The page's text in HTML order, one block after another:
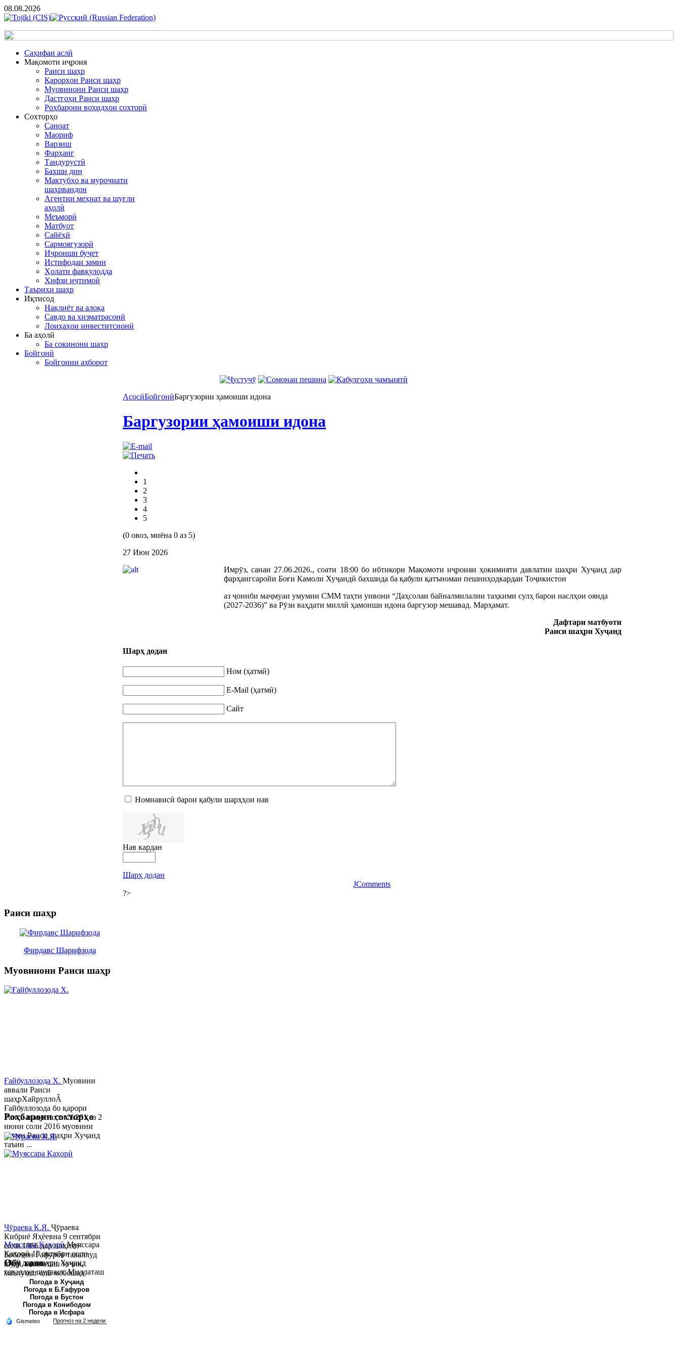
08.08.2026
Cаҳифаи аслӣ
Мақомоти иҷроия
Раиси шаҳр
Қарорҳои Раиси шаҳр
Муовинони Раиси шаҳр
Дастгоҳи Раиси шаҳр
Роҳбарони воҳидҳои сохторӣ
Сохторҳо
Саноат
Маориф
Варзиш
Фарҳанг
Тандурустӣ
Бахши дин
Мактубҳо ва муроҷиати
шаҳрвандон
Агентии меҳнат ва шуғли
аҳолӣ
Меъморӣ
Матбуот
Сайёҳӣ
Сармоягузорӣ
Иҷроиши буҷет
Истифодаи замин
Ҳолати фавқулодда
Хифзи иҷтимоӣ
Таърихи шаҳр
Иқтисод
Нақлиёт ва алоқа
Савдо ва хизматрасонӣ
Лоиҳаҳои инвеститсионӣ
Ба аҳолӣ
Ба сокинони шаҳр
Бойгонӣ
Бойгонии ахборот
АсосӣБойгонӣБаргузории ҳамоиши идона
Баргузории ҳамоиши идона
1
2
3
4
5
(0 овоз, миёна 0 аз 5)
27 Июн 2026
Имрӯз, санаи 27.06.2026., соати 18:00 бо ибтикори Мақомоти иҷроияи ҳокимияти давлатии шаҳри Хуҷанд дар
фарҳангсаройи Боғи Камоли Хуҷандӣ бахшида ба қабули қатъномаи пешниҳодкардаи Тоҷикистон
аз ҷониби маҷмуаи умумии СММ таҳти унвони “Даҳсолаи байналмилалии таҳкими сулҳ барои наслҳои оянда
(2027-2036)” ва Рӯзи ваҳдати миллӣ ҳамоиши идона баргузор мешавад. Марҳамат.
Дафтари матбуоти
Раиси шаҳри Хуҷанд
Шарҳ додан
Ном (ҳатмӣ)
E-Mail (ҳатмӣ)
Сайт
Номнависӣ барои қабули шарҳҳои нав
Нав кардан
Шарҳ додан
JComments
?>
Раиси шаҳр
Фирдавс Шарифзода
Муовинони Раиси шаҳр
Ғайбуллозода Х. Муовини
аввали Раиси
шаҳрХайруллоÂ
Ғайбуллозода бо қарори
Раиси шаҳр таҳти №281 аз 2
июни соли 2016 муовини
якуми Раиси шаҳри Хуҷанд
таъин ...
Муяссара ҚаҳорӣМуяссара
Қаҳорӣ 15 октябри соли
1979 дар шаҳри Хуҷанд
таваллуд шудааст. Миллаташ
тоҷик. Маълумот олӣ. Соли
2002 Донишгоҳи давлатии
Хуҷанд ба...
Роҳбарони сохторҳо
Ҷӯраева К.Я. Ҷӯраева
Кибриё Яҳёевна 9 сентябри
соли 1966 дар ноҳияи
Бобоҷон Ғафуров таваллуд
шуда, миллаташ тоҷик,
маълумот олӣ мебошад.
Соли 1997 Донишг...
Обу хаво
Погода в Хуҷанд
Погода в Б.Ғафуров
Погода в Бустон
Погода в Конибодом
Погода в Исфара